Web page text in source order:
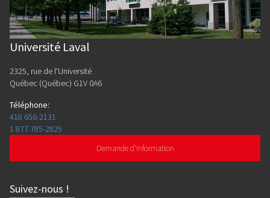
Université Laval
2325, rue de l'Université
Québec (Québec) G1V 0A6
Téléphone:
418 656-2131
1 877 785-2825
Demande d'information
Suivez-nous !